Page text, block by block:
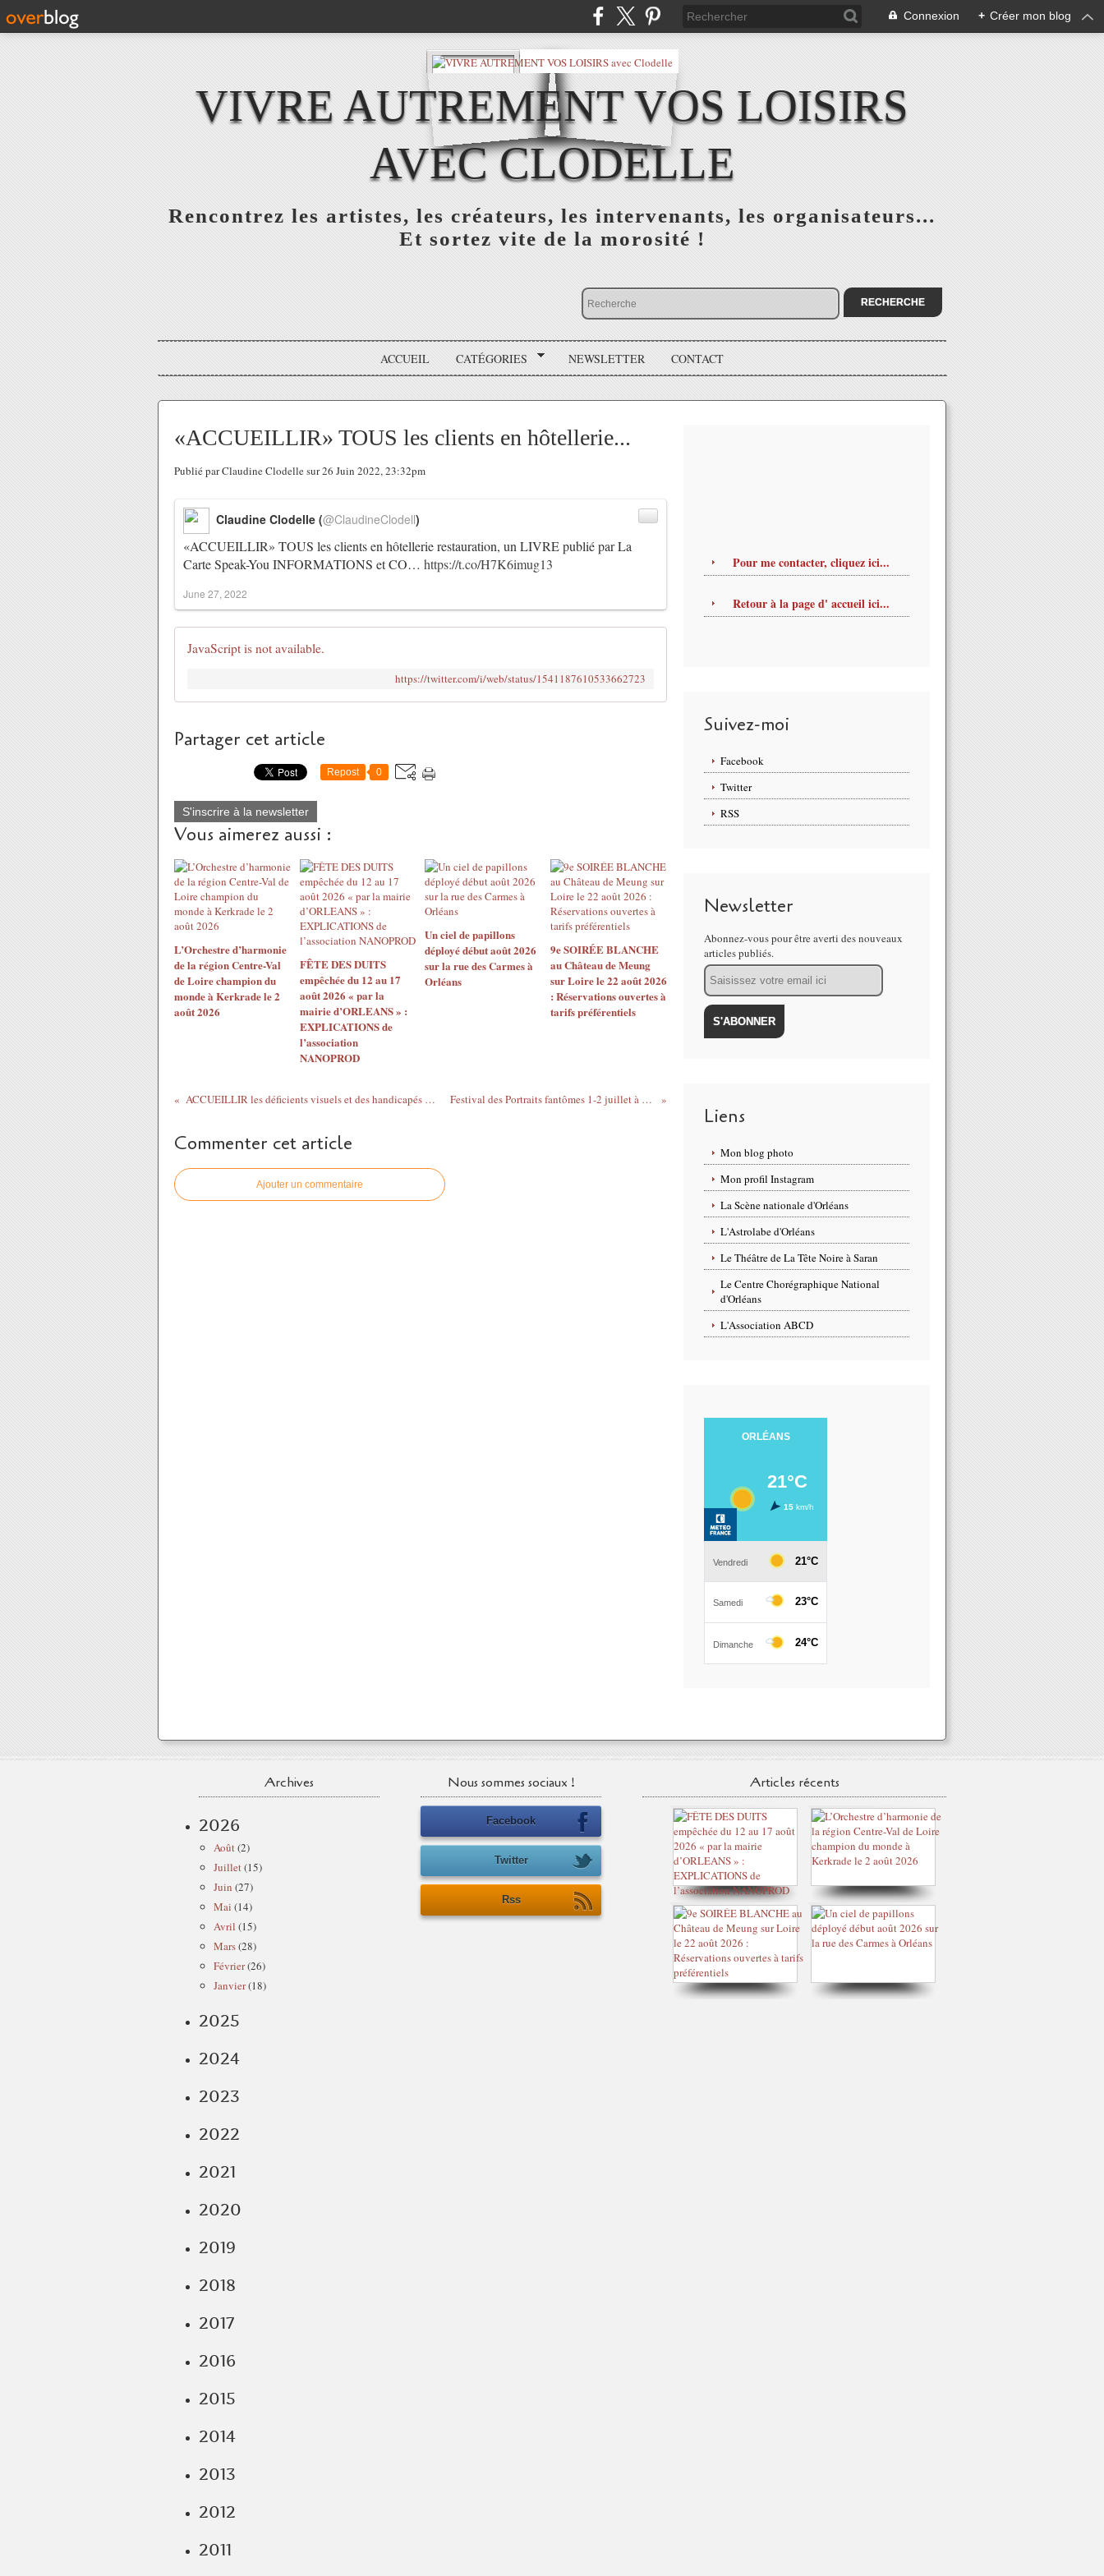
Connexion + Créer mon blog
VIVRE AUTREMENT VOS LOISIRS
AVEC CLODELLE
Rencontrez les artistes, les créateurs, les intervenants, les organisateurs...
Et sortez vite de la morosité !
ACCUEIL CATÉGORIES NEWSLETTER CONTACT
«ACCUEILLIR» TOUS les clients en hôtellerie...
Publié par Claudine Clodelle sur 26 Juin 2022, 23:32pm
«ACCUEILLIR» TOUS les clients en hôtellerie restauration, un LIVRE publié par La
Carte Speak-You INFORMATIONS et CO… https://t.co/H7K6imug13
Claudine Clodelle (@ClaudineClodell)
June 27, 2022
JavaScript is not available.
https://twitter.com/i/web/status/1541187610533662723
Partager cet article
Repost 0
S'inscrire à la newsletter
Vous aimerez aussi :
L’Orchestre d’harmonie
de la région Centre-Val
de Loire champion du
monde à Kerkrade le 2
août 2026
FÊTE DES DUITS
empêchée du 12 au 17
août 2026 « par la
mairie d’ORLEANS » :
EXPLICATIONS de
l’association
NANOPROD
Un ciel de papillons
déployé début août 2026
sur la rue des Carmes à
Orléans
9e SOIRÉE BLANCHE
au Château de Meung
sur Loire le 22 août 2026
: Réservations ouvertes à
tarifs préférentiels
ACCUEILLIR les déficients visuels et des handicapés dans les restaurants et hôtels, un livre témoignage publié par SPEAK YOU Festival des Portraits fantômes 1-2 juillet à Orléans – CCNO sur une proposition de Mickaël Phelippeau
Commenter cet article
Ajouter un commentaire
Pour me contacter, cliquez ici...
Retour à la page d' accueil ici...
Suivez-moi
Facebook
Twitter
RSS
Newsletter
Abonnez-vous pour être averti des nouveaux
articles publiés.
Email
Liens
Mon blog photo
Mon profil Instagram
La Scène nationale d'Orléans
L'Astrolabe d'Orléans
Le Théâtre de La Tête Noire à Saran
Le Centre Chorégraphique National
d'Orléans
L'Association ABCD
Archives
2026
Août(2)
Juillet(15)
Juin (27)
Mai (14)
Avril (15)
Mars(28)
Février(26)
Janvier(18)
2025
2024
2023
2022
2021
2020
2019
2018
2017
2016
2015
2014
2013
2012
2011
Nous sommes sociaux !
Facebook
Twitter
Rss
Articles récents